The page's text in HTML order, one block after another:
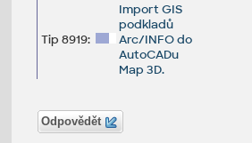
Tip 8919:
Import GIS
podkladů
Arc/INFO do
AutoCADu
Map 3D.
Odpovědět